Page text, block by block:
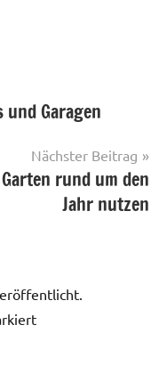
Garagen
Nächster Beitrag
rund um den
Jahr nutzen